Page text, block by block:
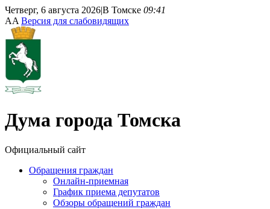
Четверг, 6 августа 2026|В Томске 09:41
AA Версия для слабовидящих
Дума города Томска
Официальный сайт
Обращения граждан
Онлайн-приемная
График приема депутатов
Обзоры обращений граждан